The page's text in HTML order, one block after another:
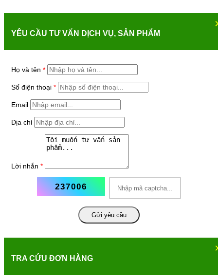
YÊU CẦU TƯ VẤN DỊCH VỤ, SẢN PHẨM
Họ và tên *
Số điện thoại *
Email
Địa chỉ
Lời nhắn *
237006
Gửi yêu cầu
TRA CỨU ĐƠN HÀNG